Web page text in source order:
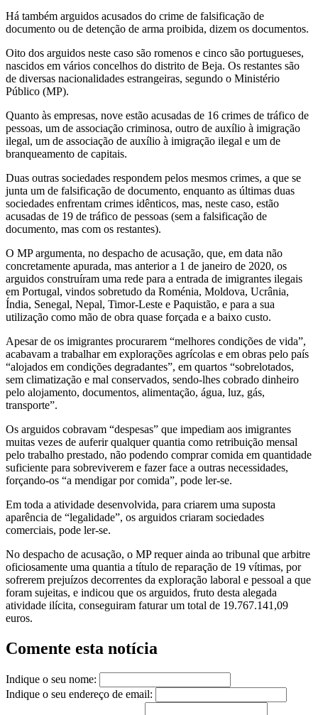
Há também arguidos acusados do crime de falsificação de
documento ou de detenção de arma proibida, dizem os documentos.
Oito dos arguidos neste caso são romenos e cinco são portugueses,
nascidos em vários concelhos do distrito de Beja. Os restantes são
de diversas nacionalidades estrangeiras, segundo o Ministério
Público (MP).
Quanto às empresas, nove estão acusadas de 16 crimes de tráfico de
pessoas, um de associação criminosa, outro de auxílio à imigração
ilegal, um de associação de auxílio à imigração ilegal e um de
branqueamento de capitais.
Duas outras sociedades respondem pelos mesmos crimes, a que se
junta um de falsificação de documento, enquanto as últimas duas
sociedades enfrentam crimes idênticos, mas, neste caso, estão
acusadas de 19 de tráfico de pessoas (sem a falsificação de
documento, mas com os restantes).
O MP argumenta, no despacho de acusação, que, em data não
concretamente apurada, mas anterior a 1 de janeiro de 2020, os
arguidos construíram uma rede para a entrada de imigrantes ilegais
em Portugal, vindos sobretudo da Roménia, Moldova, Ucrânia,
Índia, Senegal, Nepal, Timor-Leste e Paquistão, e para a sua
utilização como mão de obra quase forçada e a baixo custo.
Apesar de os imigrantes procurarem “melhores condições de vida”,
acabavam a trabalhar em explorações agrícolas e em obras pelo país
“alojados em condições degradantes”, em quartos “sobrelotados,
sem climatização e mal conservados, sendo-lhes cobrado dinheiro
pelo alojamento, documentos, alimentação, água, luz, gás,
transporte”.
Os arguidos cobravam “despesas” que impediam aos imigrantes
muitas vezes de auferir qualquer quantia como retribuição mensal
pelo trabalho prestado, não podendo comprar comida em quantidade
suficiente para sobreviverem e fazer face a outras necessidades,
forçando-os “a mendigar por comida”, pode ler-se.
Em toda a atividade desenvolvida, para criarem uma suposta
aparência de “legalidade”, os arguidos criaram sociedades
comerciais, pode ler-se.
No despacho de acusação, o MP requer ainda ao tribunal que arbitre
oficiosamente uma quantia a título de reparação de 19 vítimas, por
sofrerem prejuízos decorrentes da exploração laboral e pessoal a que
foram sujeitas, e indicou que os arguidos, fruto desta alegada
atividade ilícita, conseguiram faturar um total de 19.767.141,09
euros.
Comente esta notícia
Indique o seu nome:
Indique o seu endereço de email: